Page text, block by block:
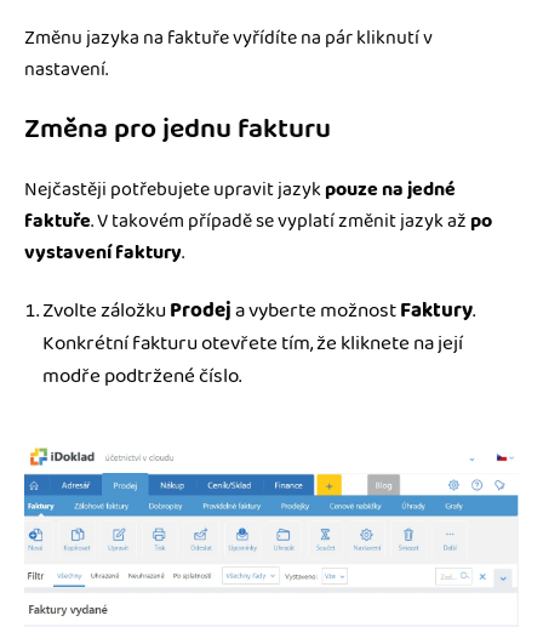
Změnu jazyka na faktuře vyřídíte na pár kliknutí v
nastavení.
Změna pro jednu fakturu
Nejčastěji potřebujete upravit jazykpouze na jedné
faktuře. V takovém případě se vyplatí změnit jazyk ažpo
vystavení faktury.
Zvolte záložkuProdeja vyberte možnostFaktury.
Konkrétní fakturu otevřete tím, že kliknete na její
modře podtržené číslo.